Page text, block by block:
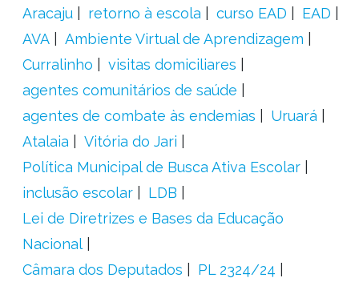
Aracaju
retorno à escola curso EAD
EAD
AVA
Ambiente Virtual de Aprendizagem
Curralinho
visitas domiciliares
agentes comunitários de saúde
agentes de combate às endemias
Uruará
Atalaia
Vitória do Jari
Política Municipal de Busca Ativa Escolar
inclusão escolar
LDB
Lei de Diretrizes e Bases da Educação
Nacional
Câmara dos Deputados
PL 2324/24